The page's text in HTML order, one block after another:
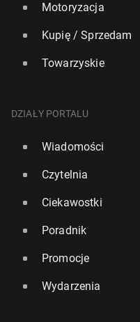
Motoryzacja
Kupię / Sprzedam
Towarzyskie
DZIAŁY PORTALU
Wiadomości
Czytelnia
Ciekawostki
Poradnik
Promocje
Wydarzenia